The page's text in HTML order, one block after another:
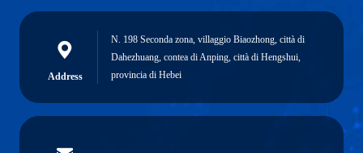
Address
N. 198 Seconda zona, villaggio Biaozhong, città di
Dahezhuang, contea di Anping, città di Hengshui,
provincia di Hebei